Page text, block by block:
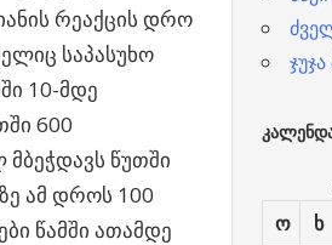
რეაქცის დრო
საპასუხო
10-მდე
600
წუთში
ამ დროს 100
წამში ათამდე
ო
ხ